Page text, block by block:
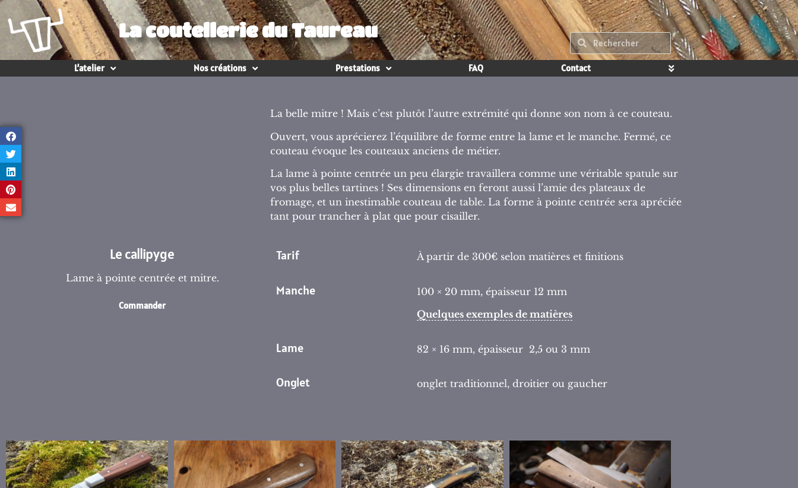
La coutellerie du Taureau
L’atelier Nos créations Prestations FAQ Contact
Le callipyge
Lame à pointe centrée et mitre.
Commander
La belle mitre ! Mais c’est plutôt l’autre extrémité qui donne son nom à ce couteau.
Ouvert, vous aprécierez l’équilibre de forme entre la lame et le manche. Fermé, ce
couteau évoque les couteaux anciens de métier.
La lame à pointe centrée un peu élargie travaillera comme une véritable spatule sur
vos plus belles tartines ! Ses dimensions en feront aussi l’amie des plateaux de
fromage, et un inestimable couteau de table. La forme à pointe centrée sera apréciée
tant pour trancher à plat que pour cisailler.
Tarif À partir de 300€ selon matières et finitions
Manche
100 × 20 mm, épaisseur 12 mm
Quelques exemples de matières
Lame 82 × 16 mm, épaisseur 2,5 ou 3 mm
Onglet onglet traditionnel, droitier ou gaucher